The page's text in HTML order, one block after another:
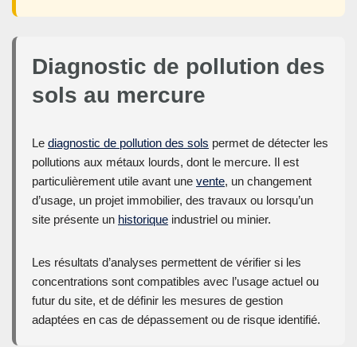
Diagnostic de pollution des
sols au mercure
Le diagnostic de pollution des sols permet de détecter les
pollutions aux métaux lourds, dont le mercure. Il est
particulièrement utile avant une vente, un changement
d’usage, un projet immobilier, des travaux ou lorsqu’un
site présente un historique industriel ou minier.
Les résultats d’analyses permettent de vérifier si les
concentrations sont compatibles avec l’usage actuel ou
futur du site, et de définir les mesures de gestion
adaptées en cas de dépassement ou de risque identifié.